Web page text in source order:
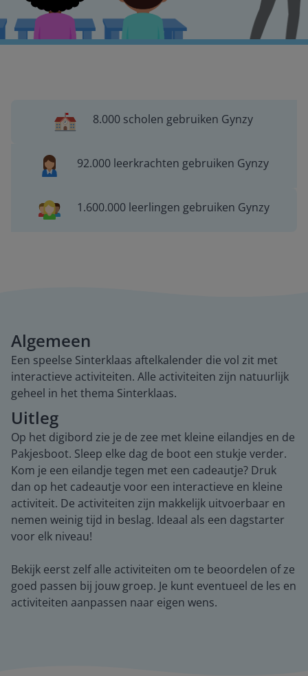
8.000 scholen gebruiken Gynzy
92.000 leerkrachten gebruiken Gynzy
1.600.000 leerlingen gebruiken Gynzy
Algemeen
Een speelse Sinterklaas aftelkalender die vol zit met
interactieve activiteiten. Alle activiteiten zijn natuurlijk
geheel in het thema Sinterklaas.
Uitleg
Op het digibord zie je de zee met kleine eilandjes en de
Pakjesboot. Sleep elke dag de boot een stukje verder.
Kom je een eilandje tegen met een cadeautje? Druk
dan op het cadeautje voor een interactieve en kleine
activiteit. De activiteiten zijn makkelijk uitvoerbaar en
nemen weinig tijd in beslag. Ideaal als een dagstarter
voor elk niveau!
Bekijk eerst zelf alle activiteiten om te beoordelen of ze
goed passen bij jouw groep. Je kunt eventueel de les en
activiteiten aanpassen naar eigen wens.